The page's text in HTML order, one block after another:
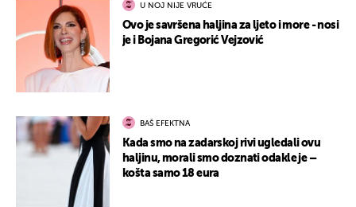
U NOJ NIJE VRUĆE
Ovo je savršena haljina za ljeto i more - nosi
je i Bojana Gregorić Vejzović
BAŠ EFEKTNA
Kada smo na zadarskoj rivi ugledali ovu
haljinu, morali smo doznati odakle je –
košta samo 18 eura